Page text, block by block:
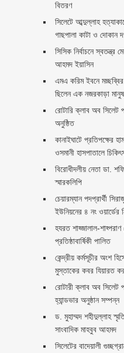
বিতরণ ‎ ‎
সিলেটে আব্দুল্লাহ
গাছপালা কাটা ও দোকান
সিসিক নির্বাচনে স্বতন্ত্র
আহমদ ইয়াসিন
এমএ করিম ইবনে
ছিলেন এক নজরকাড়া মানুষ ‎
রোটারি ক্লাব অব সিলেট
অনুষ্ঠিত
কানাইঘাটে
ওসমানী হাসপাতালে
বিরোধীদলীয় নেতা ডা.
স্মারকলিপি ‎
চেয়ারম্যান পদপ্রার্থী
ইউনিয়নের ৪ নং ওয়ার্ডের
হযরত শাহ্জালাল-
প্রতিষ্ঠাবার্ষিকী পালিত ‎​
কেন্দ্রীয় কর্মসূচীর অংশ
মুস্তাকের কবর যিয়ারত
রোটারী ক্লাব অব সিলেট
হ্যান্ডভার অনুষ্ঠান সম্পন্ন
ড. মুহাম্মদ শহীদুল্লাহ
সাংবাদিক মাহবুব আহমদ
সিলেটের বাদেয়ালী